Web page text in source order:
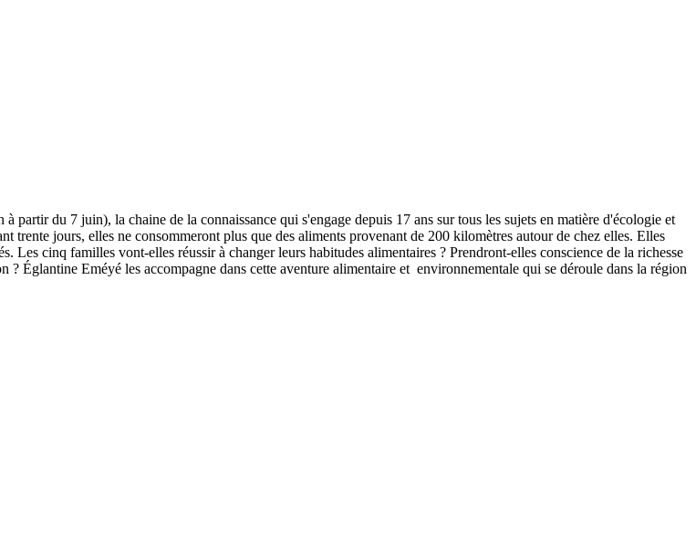
du 7 juin), la chaine de la connaissance qui s'engage depuis 17 ans sur tous les sujets en matière d'écologie et
jours, elles ne consommeront plus que des aliments provenant de 200 kilomètres autour de chez elles. Elles
Les cinq familles vont-elles réussir à changer leurs habitudes alimentaires ? Prendront-elles conscience de la richesse
Églantine Eméyé les accompagne dans cette aventure alimentaire et environnementale qui se déroule dans la région